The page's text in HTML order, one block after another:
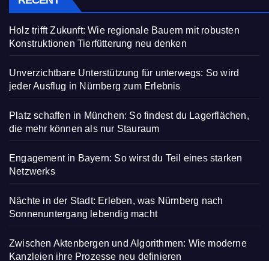
Holz trifft Zukunft: Wie regionale Bauern mit robusten
Konstruktionen Tierfütterung neu denken
Unverzichtbare Unterstützung für unterwegs: So wird
jeder Ausflug in Nürnberg zum Erlebnis
Platz schaffen in München: So findest du Lagerflächen,
die mehr können als nur Stauraum
Engagement in Bayern: So wirst du Teil eines starken
Netzwerks
Nächte in der Stadt: Erleben, was Nürnberg nach
Sonnenuntergang lebendig macht
Zwischen Aktenbergen und Algorithmen: Wie moderne
Kanzleien ihre Prozesse neu definieren